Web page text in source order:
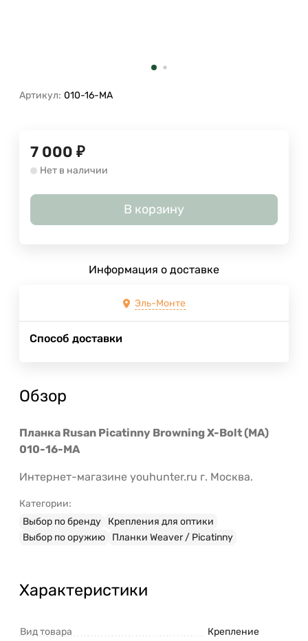
Артикул: 010-16-MA
7 000 ₽
Нет в наличии
В корзину
Информация о доставке
Эль-Монте
Способ доставки
Обзор
Планка Rusan Picatinny Browning X-Bolt (MA)
010-16-MA
Интернет-магазине youhunter.ru г. Москва.
Категории:
Выбор по бренду
Крепления для оптики
Выбор по оружию
Планки Weaver / Picatinny
Характеристики
Вид товара Крепление